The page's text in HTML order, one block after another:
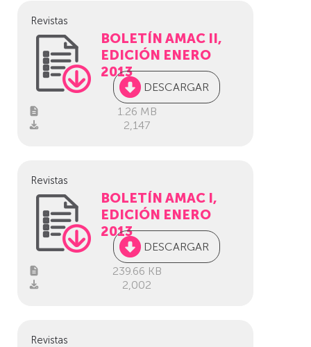
Revistas
BOLETÍN AMAC II,
EDICIÓN ENERO
2013
DESCARGAR
1.26 MB
2,147
Revistas
BOLETÍN AMAC I,
EDICIÓN ENERO
2013
DESCARGAR
239.66 KB
2,002
Revistas